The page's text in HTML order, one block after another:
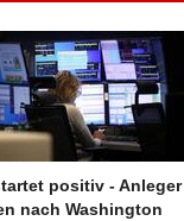
positiv - Anleger
nach Washington